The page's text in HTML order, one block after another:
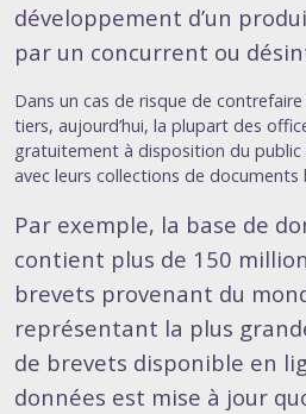
développement d’un
par un concurrent ou
Dans un cas de risque de
tiers, aujourd’hui, la plupart des
gratuitement à disposition du public
avec leurs collections de documents
Par exemple, la base de
contient plus de 150
brevets provenant du
représentant la plus
de brevets disponible en
données est mise à jour